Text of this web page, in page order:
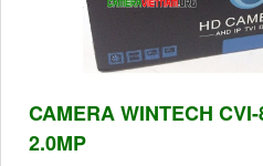
CAMERA WINTECH
2.0MP